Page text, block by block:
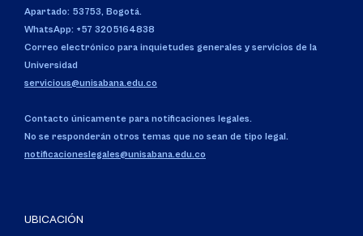
Apartado: 53753, Bogotá.
WhatsApp: +57 3205164838
Correo electrónico para inquietudes generales y servicios de la
Universidad
servicious@unisabana.edu.co
Contacto únicamente para notificaciones legales.
No se responderán otros temas que no sean de tipo legal.
notificacioneslegales@unisabana.edu.co
UBICACIÓN